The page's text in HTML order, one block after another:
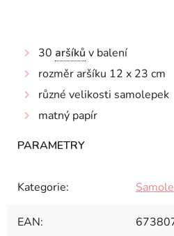
30 aršíků v balení
rozměr aršíku 12 x 23 cm
různé velikosti samolepek
matný papír
Kategorie:
EAN: